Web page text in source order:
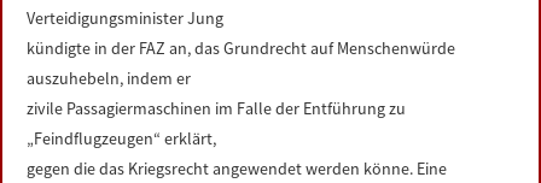
Verteidigungsminister Jung
kündigte in der FAZ an, das Grundrecht auf Menschenwürde
auszuhebeln, indem er
zivile Passagiermaschinen im Falle der Entführung zu
„Feindflugzeugen“ erklärt,
gegen die das Kriegsrecht angewendet werden könne. Eine